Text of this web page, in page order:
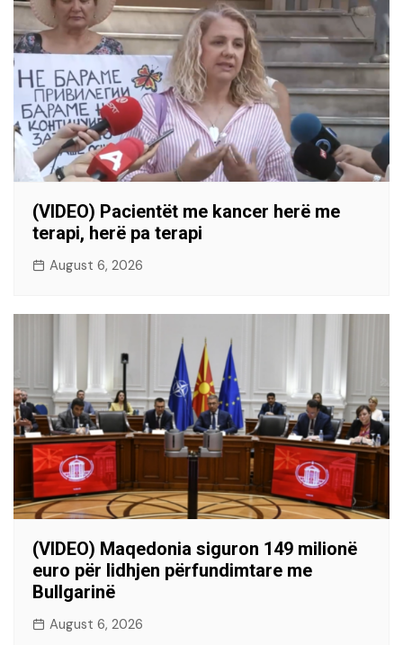
(VIDEO) Pacientët me kancer herë me
terapi, herë pa terapi
August 6, 2026
(VIDEO) Maqedonia siguron 149 milionë
euro për lidhjen përfundimtare me
Bullgarinë
August 6, 2026